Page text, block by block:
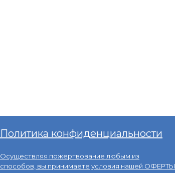
Политика конфиденциальности
Осуществляя пожертвование любым из
способов, вы принимаете условия нашей ОФЕРТЫ